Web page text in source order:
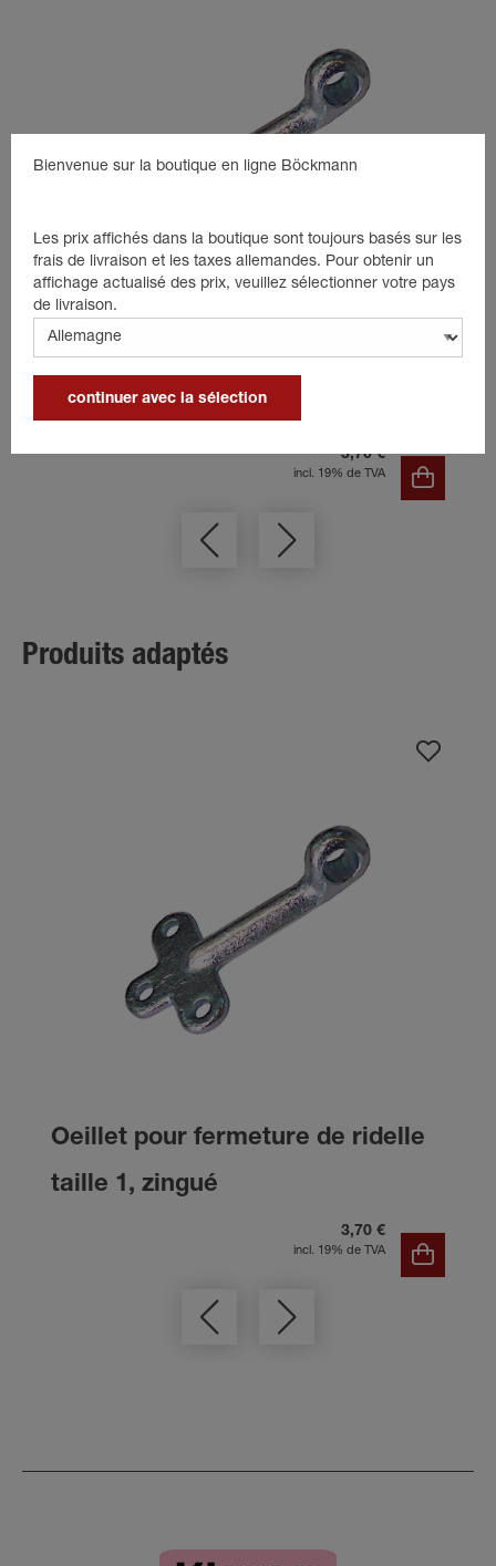
Oeillet pour fermeture de ridelle
taille 1, zingué
3,70 €
incl. 19% de TVA
Produits adaptés
Oeillet pour fermeture de ridelle
taille 1, zingué
3,70 €
incl. 19% de TVA
Bienvenue sur la boutique en ligne Böckmann
Les prix affichés dans la boutique sont toujours basés sur les
frais de livraison et les taxes allemandes. Pour obtenir un
affichage actualisé des prix, veuillez sélectionner votre pays
de livraison.
continuer avec la sélection